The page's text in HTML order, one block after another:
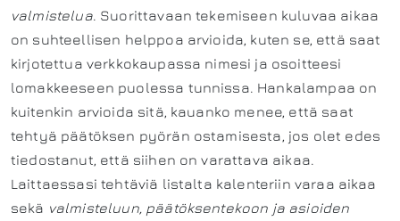
valmistelua. Suorittavaan tekemiseen kuluvaa aikaa
on suhteellisen helppoa arvioida, kuten se, että saat
kirjotettua verkkokaupassa nimesi ja osoitteesi
lomakkeeseen puolessa tunnissa. Hankalampaa on
kuitenkin arvioida sitä, kauanko menee, että saat
tehtyä päätöksen pyörän ostamisesta, jos olet edes
tiedostanut, että siihen on varattava aikaa.
Laittaessasi tehtäviä listalta kalenteriin varaa aikaa
sekä valmisteluun, päätöksentekoon ja asioiden